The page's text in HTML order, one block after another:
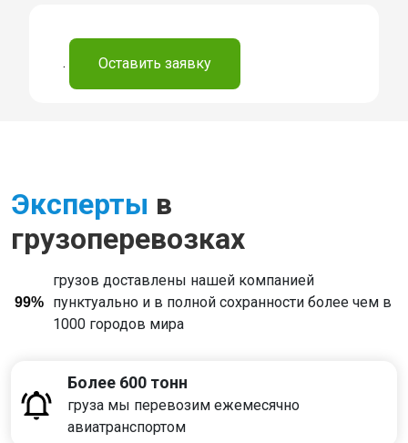
. Оставить заявку
Эксперты в
грузоперевозках
99%
грузов доставлены нашей компанией
пунктуально и в полной сохранности более чем в
1000 городов мира
Более 600 тонн
груза мы перевозим ежемесячно
авиатранспортом